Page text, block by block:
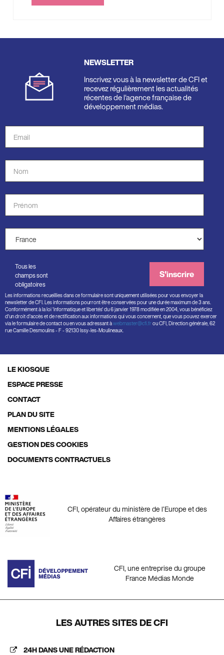
NEWSLETTER
Inscrivez vous à la newsletter de CFI et
recevez régulièrement les actualités
récentes de l'agence française de
développement médias.
Adresse
de
courriel
Nom
*
Prénom
*
Pays
*
Tous les
champs sont
obligatoires
S'inscrire
Les informations recueillies dans ce formulaire sont uniquement utilisées pour vous envoyer la
newsletter de CFI. Les informations pourront être conservées pour une durée maximum de 3 ans.
Conformément à la loi 'informatique et libertés' du 6 janvier 1978 modifiée en 2004, vous bénéficiez
d'un droit d'accès et de rectification aux informations qui vous concernent, que vous pouvez exercer
via le formulaire de contact ou en vous adressant àwebmaster@cfi.fr ou CFI, Direction générale, 62
rue Camille Desmoulins - F - 92130 Issy-les-Moulineaux.
Footer
menu
LE KIOSQUE
ESPACE PRESSE
CONTACT
PLAN DU SITE
MENTIONS LÉGALES
GESTION DES COOKIES
DOCUMENTS CONTRACTUELS
CFI, opérateur du ministère de l’Europe et des
Affaires étrangères
CFI, une entreprise du groupe
France Médias Monde
LES AUTRES SITES DE CFI
24H DANS UNE RÉDACTION